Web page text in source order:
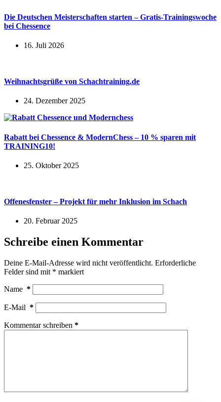
Die Deutschen Meisterschaften starten – Gratis-Trainingswoche
bei Chessence
16. Juli 2026
Weihnachtsgrüße von Schachtraining.de
24. Dezember 2025
Rabatt bei Chessence & ModernChess – 10 % sparen mit
TRAINING10!
25. Oktober 2025
Offenesfenster – Projekt für mehr Inklusion im Schach
20. Februar 2025
Schreibe einen Kommentar
Deine E-Mail-Adresse wird nicht veröffentlicht. Erforderliche
Felder sind mit * markiert
Name *
E-Mail *
Kommentar schreiben *